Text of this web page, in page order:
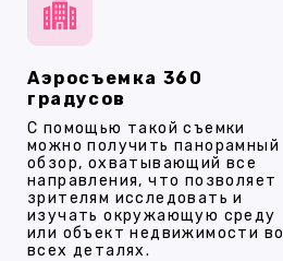
Аэросъемка 360
градусов
С помощью такой съемки
можно получить панорамный
обзор, охватывающий все
направления, что позволяет
зрителям исследовать и
изучать окружающую среду
или объект недвижимости во
всех деталях.